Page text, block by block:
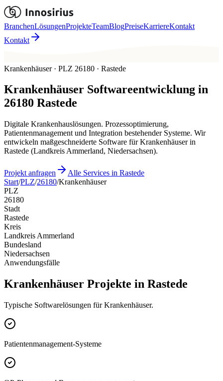
BranchenLösungenProjekteTeamBlogPreiseKarriereKontakt
Kontakt
Krankenhäuser · PLZ 26180 · Rastede
Krankenhäuser Softwareentwicklung in
26180 Rastede
Digitale Krankenhauslösungen. Prozessoptimierung,
Patientenmanagement und Integration bestehender Systeme. Wir
entwickeln maßgeschneiderte Software für Krankenhäuser in
Rastede (Landkreis Ammerland, Niedersachsen).
Projekt anfragen
Alle Services in Rastede
Start/PLZ/26180/Krankenhäuser
PLZ
26180
Stadt
Rastede
Kreis
Landkreis Ammerland
Bundesland
Niedersachsen
Anwendungsfälle
Krankenhäuser Projekte in Rastede
Typische Softwarelösungen für Krankenhäuser.
Patientenmanagement-Systeme